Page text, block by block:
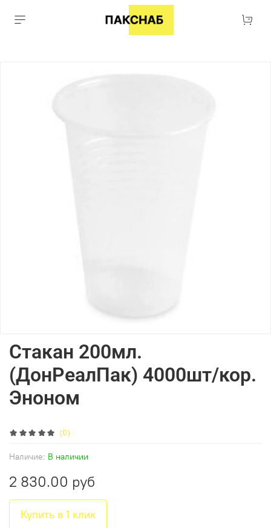
(0)
Наличие: В наличии
Стакан 200мл.
(ДонРеалПак) 4000шт/кор.
Эноном
2 830.00 руб
Купить в 1 клик